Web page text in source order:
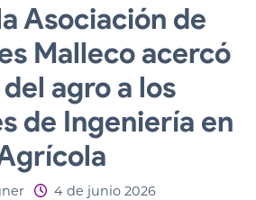
Asociación de
Malleco acercó
agro a los
de Ingeniería en
4 de junio 2026